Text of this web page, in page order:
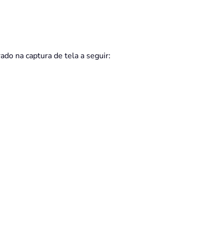
na captura de tela a seguir: